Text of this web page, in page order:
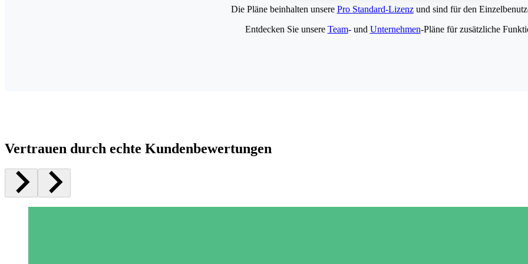
Die Pläne beinhalten unsere Pro Standard-Lizenzund sind für den
Entdecken Sie unsere Team- und Unternehmen-Pläne für zusätzliche
Vertrauen durch echte Kundenbewertungen